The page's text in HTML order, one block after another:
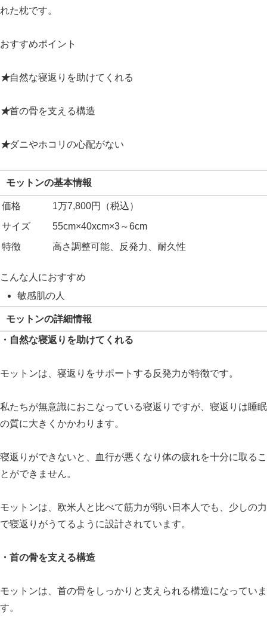
れた枕です。
おすすめポイント
★自然な寝返りを助けてくれる
★首の骨を支える構造
★ダニやホコリの心配がない
モットンの基本情報
価格
1万7,800円（税込）
サイズ
55cm×40xcm×3～6cm
特徴
高さ調整可能、反発力、耐久性
こんな人におすすめ
敏感肌の人
モットンの詳細情報
・自然な寝返りを助けてくれる
モットンは、寝返りをサポートする反発力が特徴です。
私たちが無意識におこなっている寝返りですが、寝返りは睡眠
の質に大きくかかわります。
寝返りができないと、血行が悪くなり体の疲れを十分に取るこ
とができません。
モットンは、欧米人と比べて筋力が弱い日本人でも、少しの力
で寝返りがうてるように設計されています。
・首の骨を支える構造
モットンは、首の骨をしっかりと支えられる構造になっていま
す。